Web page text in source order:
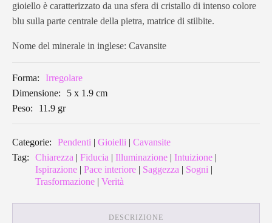
gioiello è caratterizzato da una sfera di cristallo di intenso colore
blu sulla parte centrale della pietra, matrice di stilbite.
Nome del minerale in inglese: Cavansite
Forma:
Irregolare
Dimensione:
5 x 1.9 cm
Peso:
11.9 gr
Categorie: Pendenti Gioielli
Cavansite
Tag:
Chiarezza Fiducia Illuminazione Intuizione
Ispirazione
Pace interiore Saggezza Sogni
Trasformazione
Verità
DESCRIZIONE